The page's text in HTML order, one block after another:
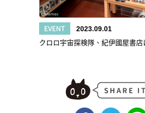
EVENT 2023.09.01
クロロ宇宙探検隊、紀伊國屋書店